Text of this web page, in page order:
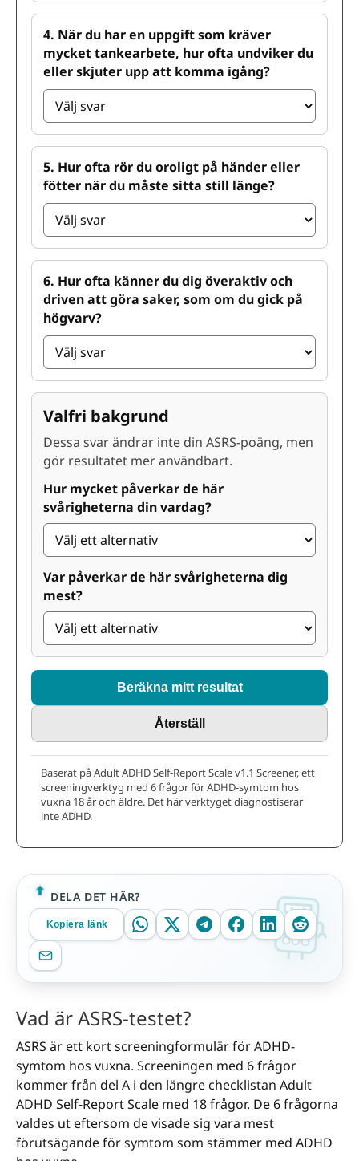
4. När du har en uppgift som kräver
mycket tankearbete, hur ofta undviker du
eller skjuter upp att komma igång?
5. Hur ofta rör du oroligt på händer eller
fötter när du måste sitta still länge?
6. Hur ofta känner du dig överaktiv och
driven att göra saker, som om du gick på
högvarv?
Valfri bakgrund
Dessa svar ändrar inte din ASRS-poäng, men
gör resultatet mer användbart.
Hur mycket påverkar de här
svårigheterna din vardag?
Var påverkar de här svårigheterna dig
mest?
Beräkna mitt resultat
Återställ
Baserat på Adult ADHD Self-Report Scale v1.1 Screener, ett
screeningverktyg med 6 frågor för ADHD-symtom hos
vuxna 18 år och äldre. Det här verktyget diagnostiserar
inte ADHD.
DELA DET HÄR?
Kopiera länk
Vad är ASRS-testet?
ASRS är ett kort screeningformulär för ADHD-
symtom hos vuxna. Screeningen med 6 frågor
kommer från del A i den längre checklistan Adult
ADHD Self-Report Scale med 18 frågor. De 6 frågorna
valdes ut eftersom de visade sig vara mest
förutsägande för symtom som stämmer med ADHD